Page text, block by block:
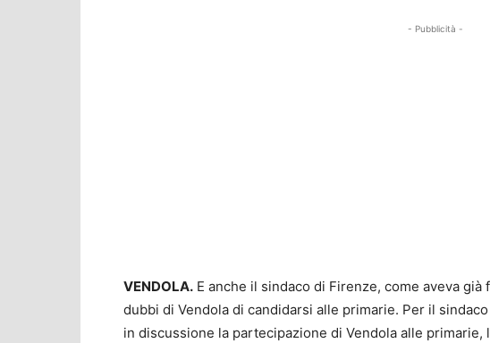
- Pubblicità -
VENDOLA. E anche il sindaco di Firenze, come aveva
dubbi di Vendola di candidarsi alle primarie. Per il
in discussione la partecipazione di Vendola alle primarie,